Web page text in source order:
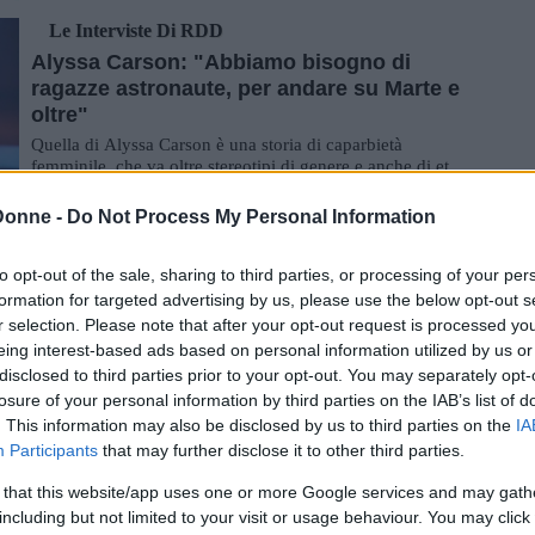
- Do Not Process My Personal Information
opt-out of the sale, sharing to third parties, or processing of your
for targeted advertising by us, please use the below opt-out
selection. Please note that after your opt-out request is processed
interest-based ads based on personal information utilized by us
to third parties prior to your opt-out. You may separately
of your personal information by third parties on the IAB’s list of
This information may also be disclosed by us to third parties on the
Participants that may further disclose it to other third parties.
this website/app uses one or more Google services and may
but not limited to your visit or usage behaviour. You may
Le Interviste Di RDD
Alyssa Carson: "Abbiamo bisogno di
ragazze astronaute, per andare su Marte e
oltre"
Quella di Alyssa Carson è una storia di caparbietà
femminile, che va oltre stereotipi di genere e anche di età
Storie Di Donne
Oscar e nomination di tutte
Si fece strada a Hollywood negli anni Venti, senza avere
esperienza, e diventò la migliore nel suo campo: la storia
della leggendaria costumista c...
Curiosità
A Tullia Vaccari, che a 79 anni studia per
gli esami, e a chi crede nei suoi sogni
Tullia Vaccari ha 79 anni, una vita di durissimo lavoro e
sacrifici alle spalle, e un sogno che sta per realizzarsi: a